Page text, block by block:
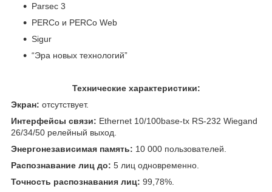
Parsec 3
PERCo и PERCo Web
Sigur
“Эра новых технологий”
Технические характеристики:
Экран: отсутствует.
Интерфейсы связи: Ethernet 10/100base-tx RS-232 Wiegand
26/34/50 релейный выход.
Энергонезависимая память: 10 000 пользователей.
Распознавание лиц до: 5 лиц одновременно.
Точность распознавания лиц: 99,78%.